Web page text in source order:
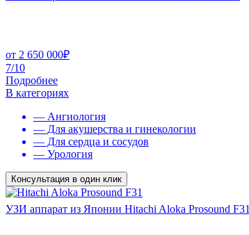
от 2 650 000₽
7/10
Подробнее
В категориях
— Ангиология
— Для акушерства и гинекологии
— Для сердца и сосудов
— Урология
Консультация в один клик
УЗИ аппарат из Японии Hitachi Aloka Prosound F31